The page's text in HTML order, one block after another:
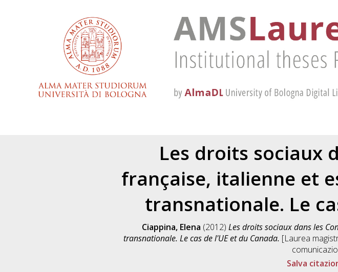
Les droits sociaux
française, italienne et
transnationale. Le
Ciappina, Elena (2012) Les droits sociaux dans les
transnationale. Le cas de l'UE et du Canada. [Laurea
Salva